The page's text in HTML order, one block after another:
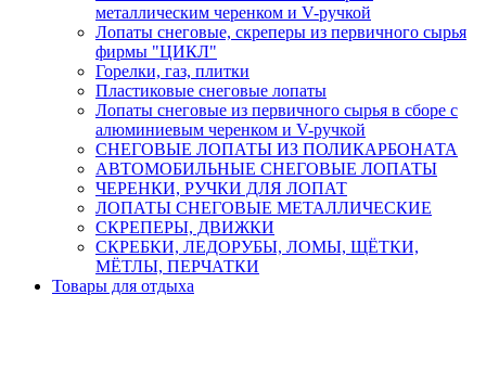
металлическим черенком и V-ручкой
Лопаты снеговые, скреперы из первичного сырья
фирмы "ЦИКЛ"
Горелки, газ, плитки
Пластиковые снеговые лопаты
Лопаты снеговые из первичного сырья в сборе с
алюминиевым черенком и V-ручкой
СНЕГОВЫЕ ЛОПАТЫ ИЗ ПОЛИКАРБОНАТА
АВТОМОБИЛЬНЫЕ СНЕГОВЫЕ ЛОПАТЫ
ЧЕРЕНКИ, РУЧКИ ДЛЯ ЛОПАТ
ЛОПАТЫ СНЕГОВЫЕ МЕТАЛЛИЧЕСКИЕ
СКРЕПЕРЫ, ДВИЖКИ
СКРЕБКИ, ЛЕДОРУБЫ, ЛОМЫ, ЩЁТКИ,
МЁТЛЫ, ПЕРЧАТКИ
Товары для отдыха